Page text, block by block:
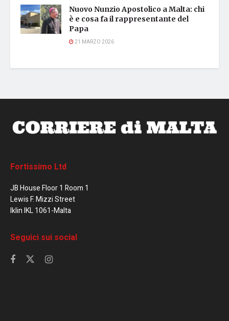
Nuovo Nunzio Apostolico a Malta: chi
è e cosa fa il rappresentante del
Papa
21 MARZO 2026
Fortissimo Ltd
JB House Floor 1 Room 1
Lewis F. Mizzi Street
Iklin IKL 1061-Malta
Seguici sui social